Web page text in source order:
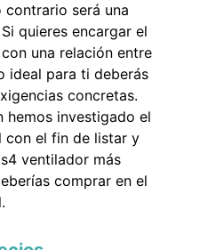
contrario será una
quieres encargar el
con una relación entre
ideal para ti deberás
concretas.
hemos investigado el
con el fin de listar y
ventilador más
comprar en el